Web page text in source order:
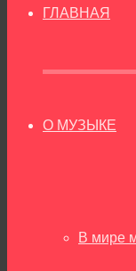
ГЛАВНАЯ
О МУЗЫКЕ
В мире